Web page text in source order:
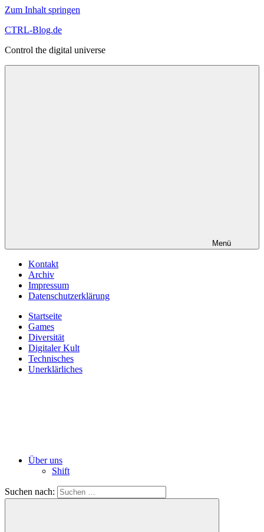
Zum Inhalt springen
CTRL-Blog.de
Control the digital universe
Menü
Kontakt
Archiv
Impressum
Datenschutzerklärung
Startseite
Games
Diversität
Digitaler Kult
Technisches
Unerklärliches
Über uns
Shift
Suchen nach: